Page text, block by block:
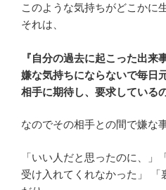
このような気持ちがどこかに
それは、
『自分の過去に起こった出来
嫌な気持ちにならないで毎日
相手に期待し、要求している
なのでその相手との間で嫌な
「いい人だと思ったのに、」
受け入れてくれなかった」 「